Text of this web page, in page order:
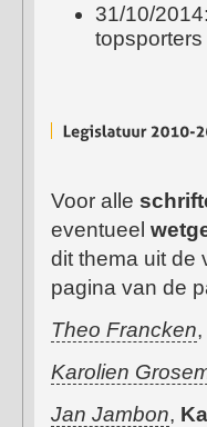
31/10/2014:
Voor alle
eventueel
dit thema uit de
pagina van de
Theo Francken,
Karolien
Jan Jambon,